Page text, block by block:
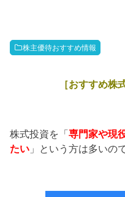
株主優待おすすめ情報
［おすすめ株
株式投資を「専門家や現
たい 」という方は多いの